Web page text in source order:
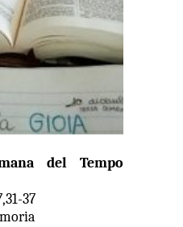
del Tempo
37